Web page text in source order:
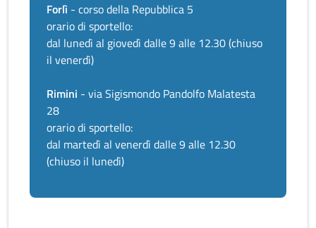
Forlì - corso della Repubblica 5
orario di sportello:
dal lunedì al giovedì dalle 9 alle 12.30 (chiuso
il venerdì)
Rimini - via Sigismondo Pandolfo Malatesta
28
orario di sportello:
dal martedì al venerdì dalle 9 alle 12.30
(chiuso il lunedì)